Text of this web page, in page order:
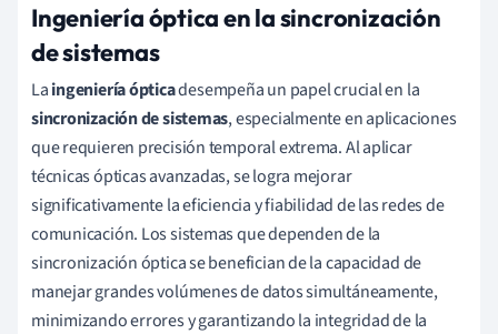
Ingeniería óptica en la sincronización
de sistemas
Laingeniería ópticadesempeña un papel crucial en la
sincronización de sistemas, especialmente en aplicaciones
que requieren precisión temporal extrema. Al aplicar
técnicas ópticas avanzadas, se logra mejorar
significativamente la eficiencia y fiabilidad de las redes de
comunicación. Los sistemas que dependen de la
sincronización óptica se benefician de la capacidad de
manejar grandes volúmenes de datos simultáneamente,
minimizando errores y garantizando la integridad de la